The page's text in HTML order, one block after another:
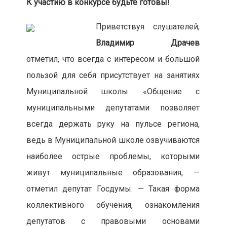
К участию в конкурсе будьте готовы!
Приветствуя слушателей,
Владимир Драчев
отметил, что всегда с интересом и большой
пользой для себя присутствует на занятиях
Муниципальной школы. «Общение с
муниципальными депутатами позволяет
всегда держать руку на пульсе региона,
ведь в Муниципальной школе озвучиваются
наиболее острые проблемы, которыми
живут муниципальные образования, —
отметил депутат Госдумы. — Такая форма
коллективного обучения, ознакомления
депутатов с правовыми основами